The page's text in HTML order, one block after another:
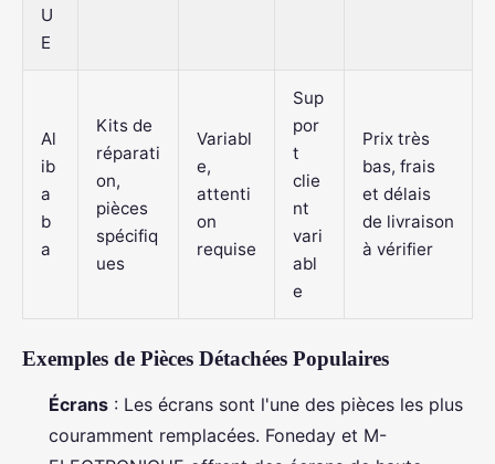
U
E
Al
ib
a
b
a
Kits de
réparati
on,
pièces
spécifiq
ues
Variabl
e,
attenti
on
requise
Sup
por
t
clie
nt
vari
abl
e
Prix très
bas, frais
et délais
de livraison
à vérifier
Exemples de Pièces Détachées Populaires
Écrans : Les écrans sont l'une des pièces les plus
couramment remplacées. Foneday et M-